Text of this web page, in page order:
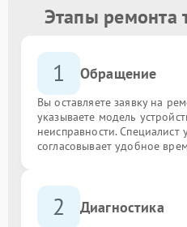
Этапы ремонта
1 Обращение
Вы оставляете заявку на
указываете модель
неисправности. Специалист
согласовывает удобное
2 Диагностика